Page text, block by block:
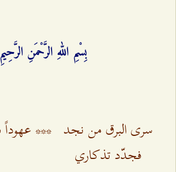
بِسْمِ اللهِ الرَّحْمَنِ الرَّحِيمِ‌
سرى البرق من نجد
فجدّد تذكاري
***